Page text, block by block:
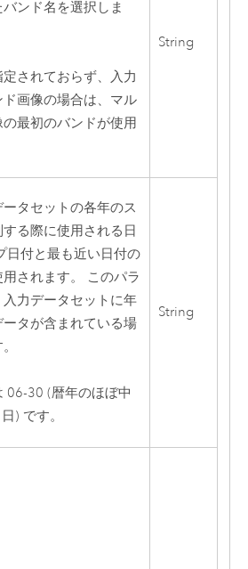
ンド名を選択しま
されておらず、入力
画像の場合は、マル
最初のバンドが使用
String
タセットの各年のス
る際に使用される日
日付と最も近い日付の
されます。 このパラ
力データセットに年
タが含まれている場
06-30 (暦年のほぼ中
) です。
String